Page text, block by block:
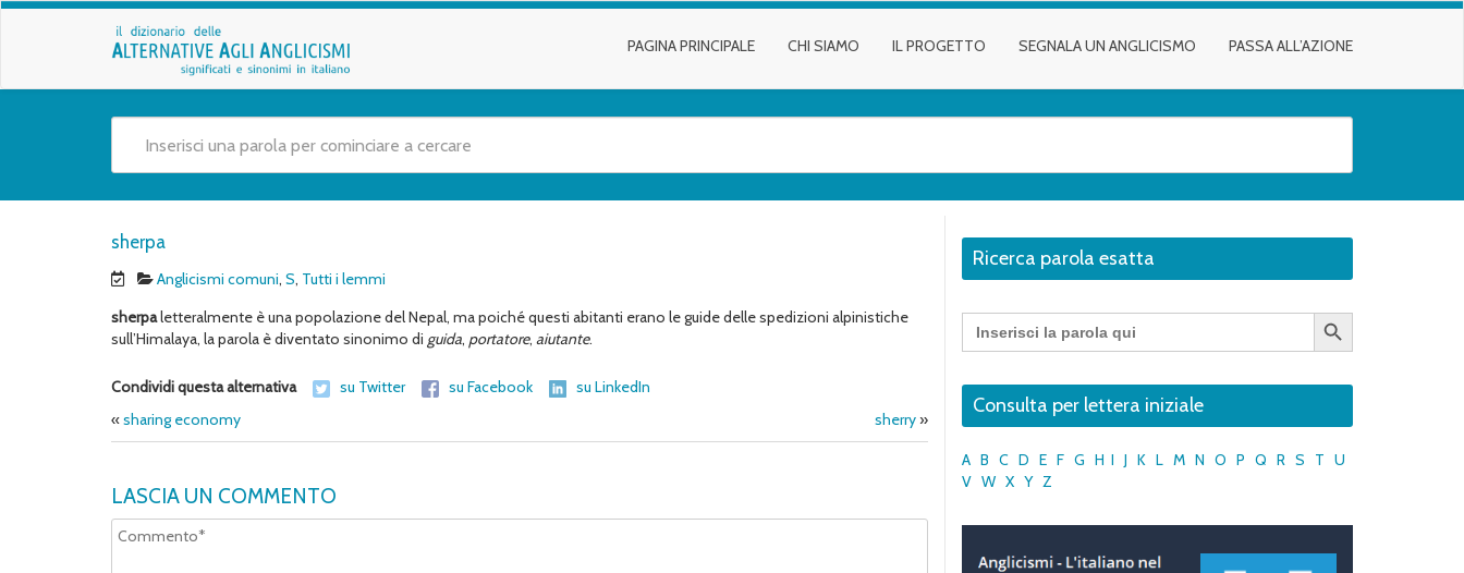
PAGINA PRINCIPALE CHI SIAMO IL PROGETTO SEGNALA UN ANGLICISMO PASSA ALL’AZIONE
sherpa
Anglicismi comuni, S, Tutti i lemmi
sherpaletteralmente è una popolazione del Nepal, ma poiché questi abitanti erano le guide delle spedizioni alpinistiche
sull’Himalaya, la parola è diventato sinonimo di guida, portatore, aiutante.
Condividi questa alternativa su Twitter su Facebook
su LinkedIn
«sharing economy sherry»
LASCIA UN COMMENTO
Ricerca parola esatta
Search
for:
Search Button
Consulta per lettera iniziale
A B C D E F G H I J K L M N O P Q R S T U
V W X Y Z